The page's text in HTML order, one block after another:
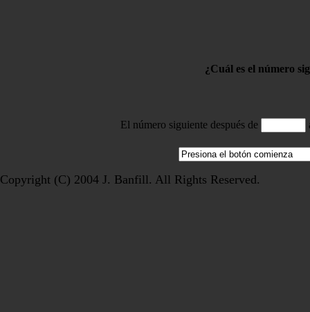
¿Cuál es el número
El número siguiente después de
Copyright (C) 2004 J. Banfill. All Rights Reserved.